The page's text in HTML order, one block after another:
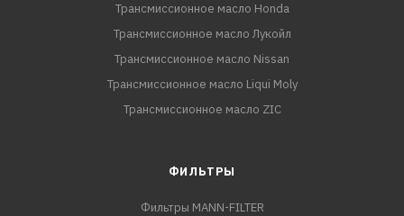
Трансмиссионное масло Honda
Трансмиссионное масло Лукойл
Трансмиссионное масло Nissan
Трансмиссионное масло Liqui Moly
Трансмиссионное масло ZIC
ФИЛЬТРЫ
Фильтры MANN-FILTER